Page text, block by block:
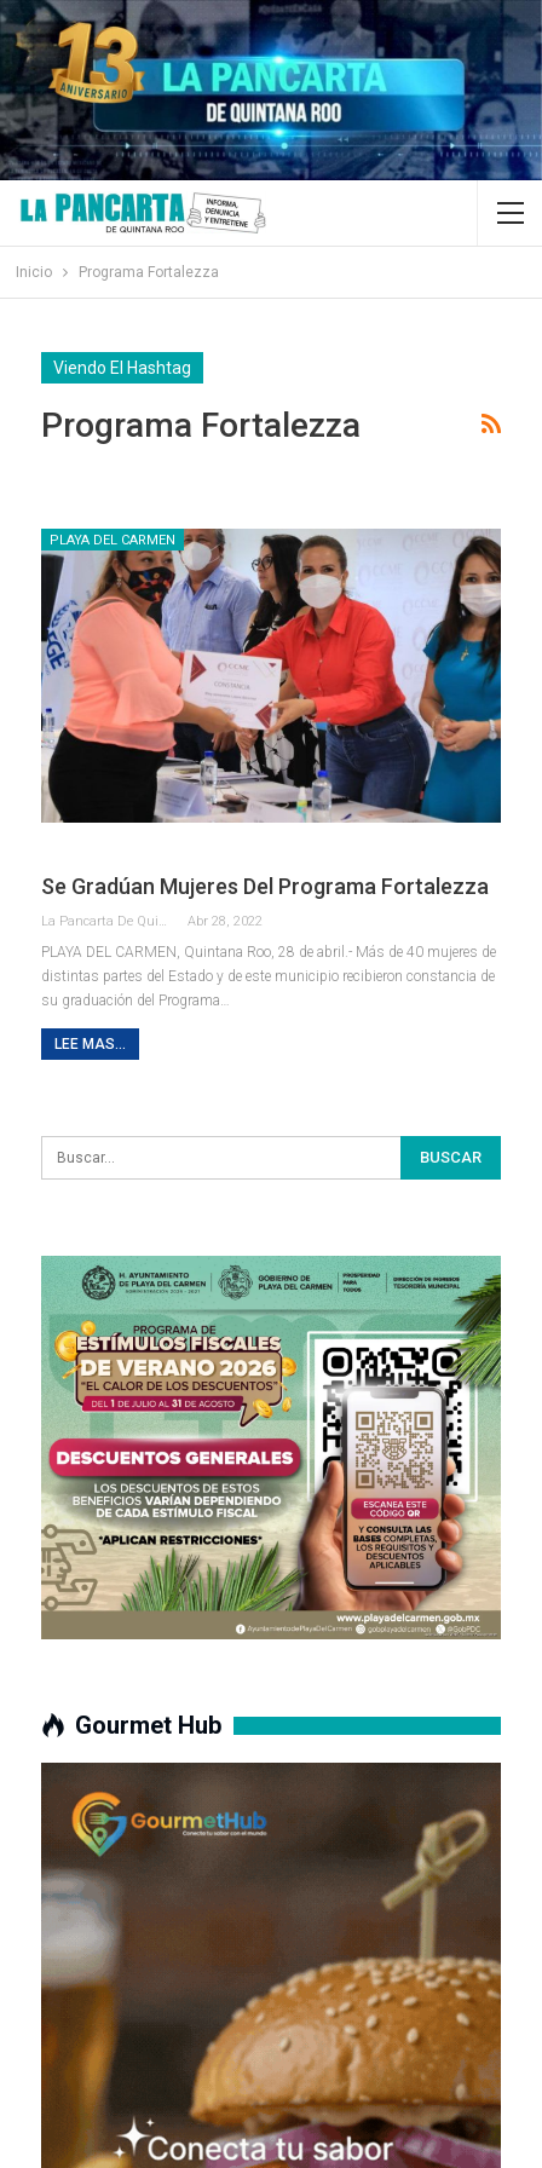
Inicio Programa Fortalezza
Viendo El Hashtag
Programa Fortalezza
PLAYA DEL CARMEN
Se Gradúan Mujeres Del Programa Fortalezza
La Pancarta De Quintana Roo Abr 28, 2022
PLAYA DEL CARMEN, Quintana Roo, 28 de abril.- Más de 40 mujeres de
distintas partes del Estado y de este municipio recibieron constancia de
su graduación del Programa…
LEE MAS...
Gourmet Hub